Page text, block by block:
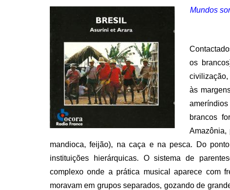
Mundos
os
às
brancos
Amazônia,
mandioca, feijão), na caça e na pesca. Do
instituições hierárquicas. O sistema de
complexo onde a prática musical aparece com
moravam em grupos separados, gozando de